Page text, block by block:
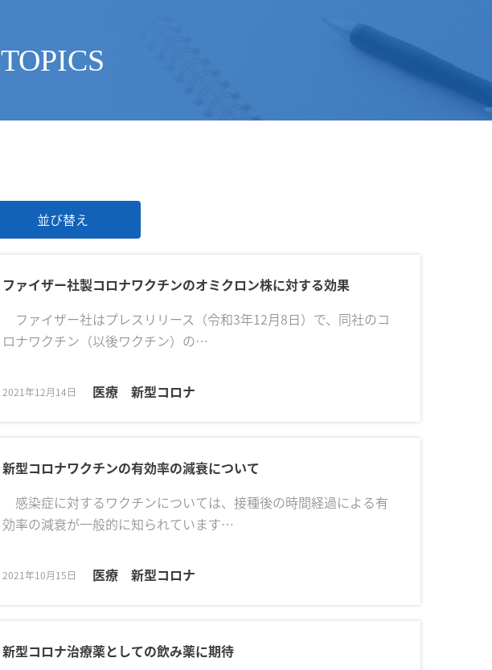
TOPICS
ファイザー社製コロナワクチンのオミクロン株に対する効果
ファイザー社はプレスリリース（令和3年12月8日）で、同社のコ
ロナワクチン（以後ワクチン）の…
2021年12月14日 医療 新型コロナ
新型コロナワクチンの有効率の減衰について
感染症に対するワクチンについては、接種後の時間経過による有
効率の減衰が一般的に知られています…
2021年10月15日 医療 新型コロナ
新型コロナ治療薬としての飲み薬に期待